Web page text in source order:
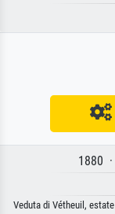
1880
Veduta di Vétheuil,